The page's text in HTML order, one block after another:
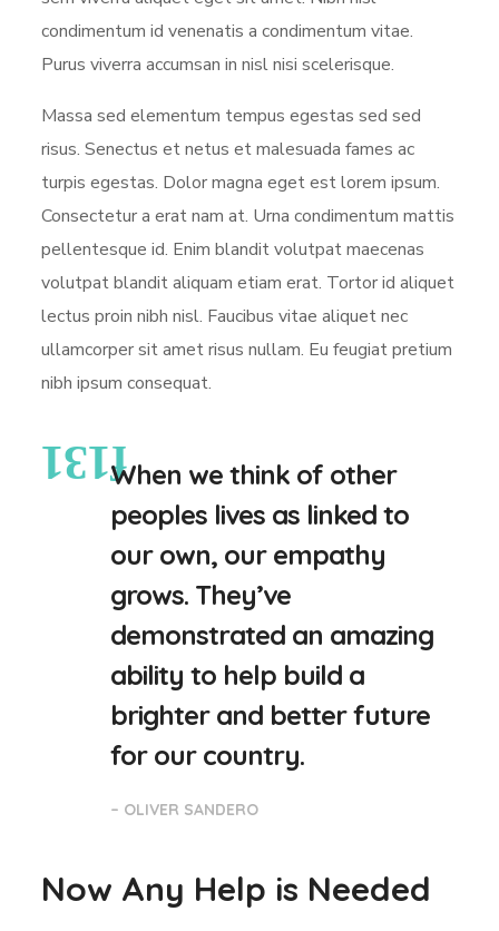
condimentum id venenatis a condimentum vitae.
Purus viverra accumsan in nisl nisi scelerisque.
Massa sed elementum tempus egestas sed sed
risus. Senectus et netus et malesuada fames ac
turpis egestas. Dolor magna eget est lorem ipsum.
Consectetur a erat nam at. Urna condimentum mattis
pellentesque id. Enim blandit volutpat maecenas
volutpat blandit aliquam etiam erat. Tortor id aliquet
lectus proin nibh nisl. Faucibus vitae aliquet nec
ullamcorper sit amet risus nullam. Eu feugiat pretium
nibh ipsum consequat.
When we think of other
peoples lives as linked to
our own, our empathy
grows. They’ve
demonstrated an amazing
ability to help build a
brighter and better future
for our country.
– OLIVER SANDERO
Now Any Help is Needed